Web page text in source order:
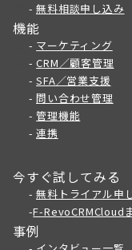
-無料相談申し込み
機能
- マーケティング
-CRM／顧客管理
-SFA／営業支援
-問い合わせ管理
-管理機能
-連携
今すぐ試してみる
-無料トライアル申
-F-RevoCRMCloud
事例